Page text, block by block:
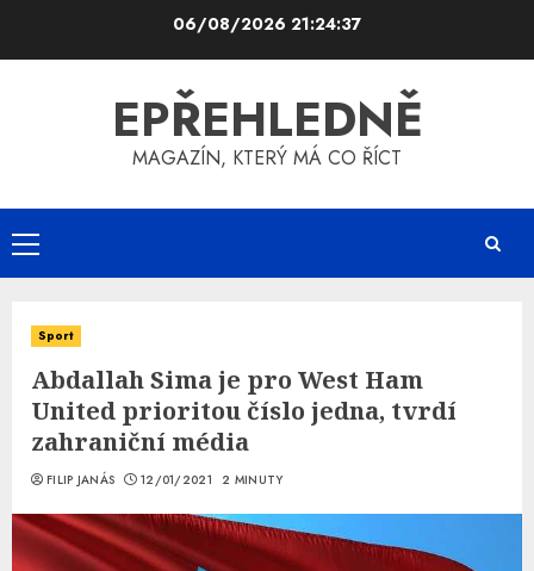
06/08/2026 21:24:37
EPŘEHLEDNĚ
MAGAZÍN, KTERÝ MÁ CO ŘÍCT
Primary
Menu
Sport
Abdallah Sima je pro West Ham
United prioritou číslo jedna, tvrdí
zahraniční média
FILIP JANÁS 12/01/2021 2 MINUTY